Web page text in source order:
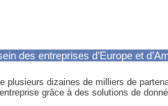
des entreprises d’Europe et
plusieurs dizaines de milliers de
grâce à des solutions de